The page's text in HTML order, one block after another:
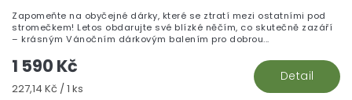
1 590 Kč
Měrná
227,14 Kč / 1 ks
Detail
Zapomeňte na obyčejné dárky, které se ztratí mezi ostatními pod
stromečkem! Letos obdarujte své blízké něčím, co skutečně zazáří
– krásným Vánočním dárkovým balením pro dobrou...